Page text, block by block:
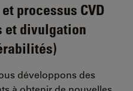
processus CVD
et divulgation
développons des